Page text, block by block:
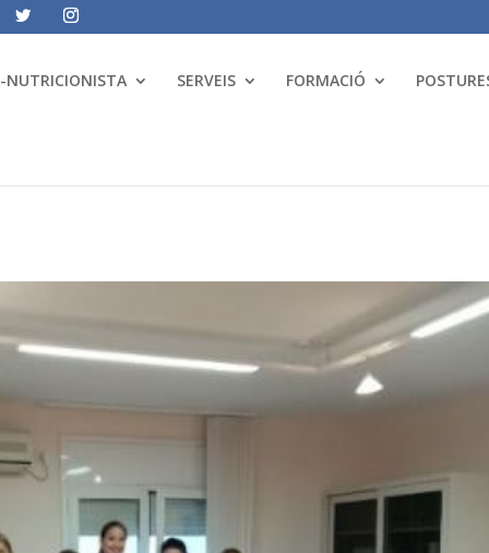
NUTRICIONISTA SERVEIS FORMACIÓ